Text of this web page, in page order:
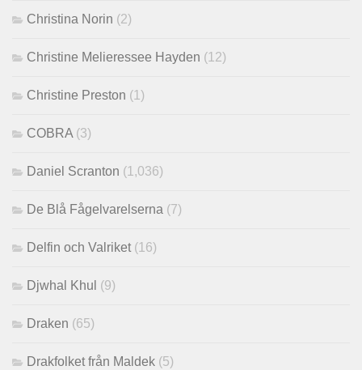
Christina Norin (2)
Christine Melieressee Hayden (12)
Christine Preston (1)
COBRA (3)
Daniel Scranton (1,036)
De Blå Fågelvarelserna (7)
Delfin och Valriket (16)
Djwhal Khul (9)
Draken (65)
Drakfolket från Maldek (5)